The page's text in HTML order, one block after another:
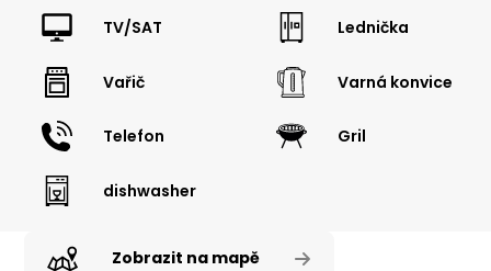
TV/SAT Lednička
Vařič Varná konvice
Telefon Gril
dishwasher
Zobrazit na mapě